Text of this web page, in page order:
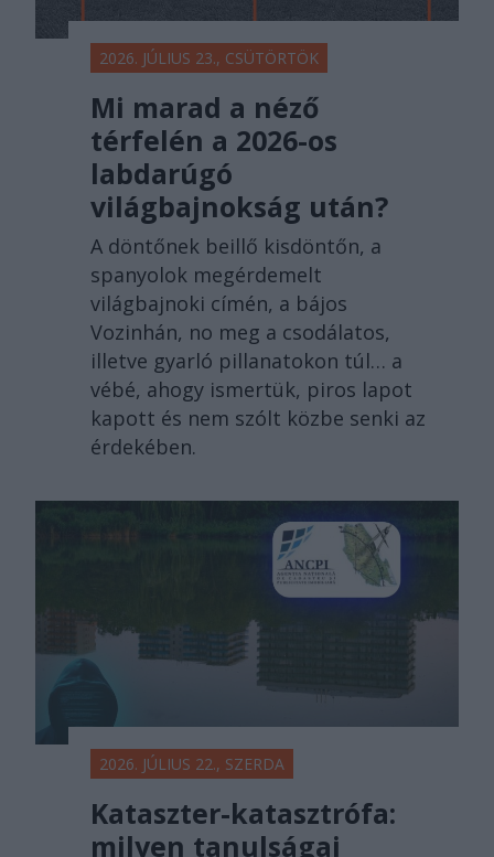
2026. JÚLIUS 23., CSÜTÖRTÖK
Mi marad a néző
térfelén a 2026-os
labdarúgó
világbajnokság után?
A döntőnek beillő kisdöntőn, a
spanyolok megérdemelt
világbajnoki címén, a bájos
Vozinhán, no meg a csodálatos,
illetve gyarló pillanatokon túl… a
vébé, ahogy ismertük, piros lapot
kapott és nem szólt közbe senki az
érdekében.
2026. JÚLIUS 22., SZERDA
Kataszter-katasztrófa:
milyen tanulságai